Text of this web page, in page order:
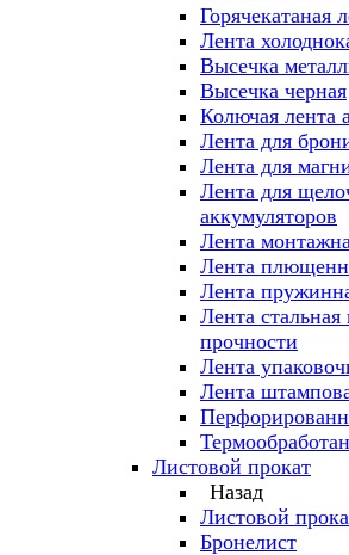
Горячекатаная
Лента
Высечка
Высечка черная
Колючая лента
Лента для
Лента для
Лента для
аккумуляторов
Лента
Лента
Лента
Лента
прочности
Лента
Лента
Листовой прокат
Назад
Листовой
Бронелист